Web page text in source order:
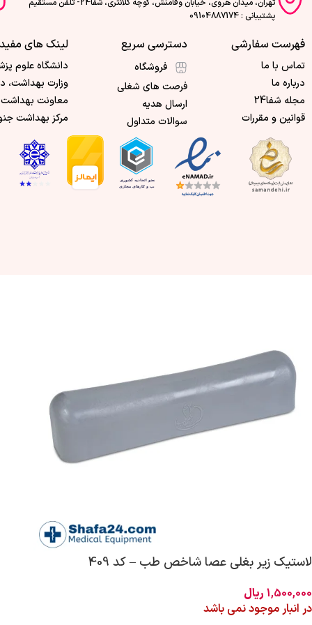
تهران، میدان هروی، خیابان وفامنش، کوچه کلانتری، شفا24- تلفن مستقیم
پشتیبانی : 09104887174
فهرست سفارشی
تماس با ما
درباره ما
مجله شفا24
قوانین و مقررات
دسترسی سریع
فروشگاه
فرصت های شغلی
ارسال هدیه
سوالات متداول
لینک های
دانشگاه علوم
وزارت بهداشت،
معاونت
مرکز بهداشت
لاستیک زیر بغلی عصا شاخص طب – کد 409
1,500,000 ریال
در انبار موجود نمی باشد